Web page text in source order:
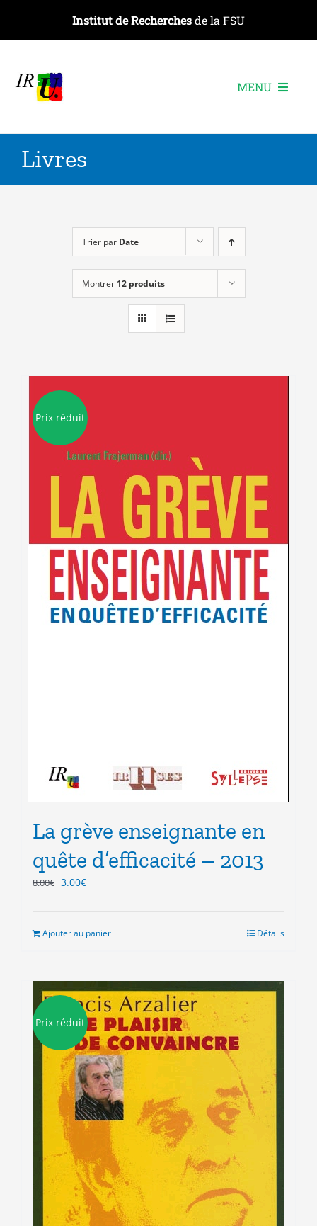
contenu
Institut de Recherchesde la FSU
MENU
Les recherches
Les événements
Livres
Trier par Date
Montrer 12 produits
Prix réduit
La grève enseignante en
quête d’efficacité – 2013
8.00€ Le
était :
3.00€Le
est :
Ajouter au panier Détails
Prix réduit